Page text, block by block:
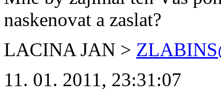
naskenovat a zaslat?
LACINA JAN >
11. 01. 2011, 23:31:07